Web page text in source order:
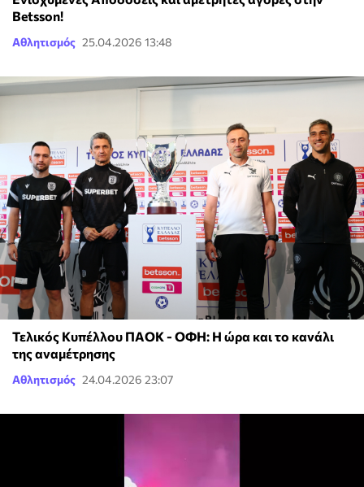
Betsson!
Αθλητισμός 25.04.2026 13:48
Τελικός Κυπέλλου ΠΑΟΚ - ΟΦΗ: Η ώρα και το κανάλι
της αναμέτρησης
Αθλητισμός 24.04.2026 23:07